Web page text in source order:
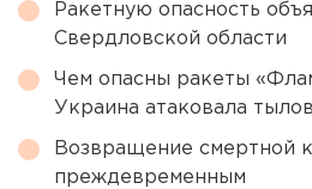
Ракетную опасность
Свердловской области
Чем опасны ракеты
Украина атаковала
Возвращение смертной
преждевременным